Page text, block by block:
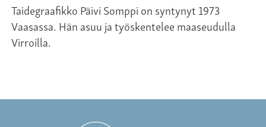
Taidegraafikko Päivi Somppi on syntynyt 1973
Vaasassa. Hän asuu ja työskentelee maaseudulla
Virroilla.